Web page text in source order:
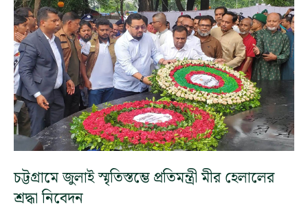
চট্টগ্রামে জুলাই স্মৃতিস্তম্ভে প্রতিমন্ত্রী মীর হেলালের
শ্রদ্ধা নিবেদন